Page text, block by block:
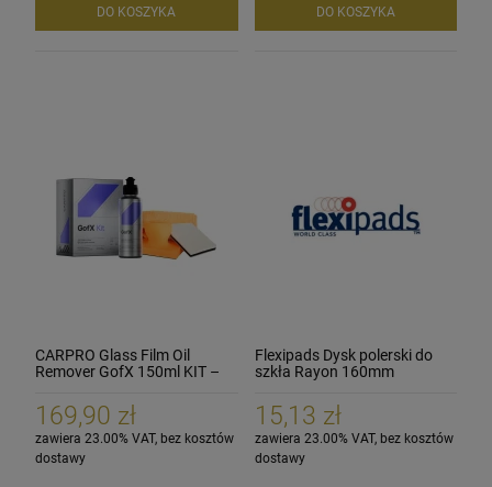
DO KOSZYKA DO KOSZYKA
CARPRO Glass Film Oil
Remover GofX 150ml KIT –
Renowacji Szyb
169,90 zł
zawiera 23.00% VAT, bez kosztów
dostawy
Flexipads Dysk polerski do
szkła Rayon 160mm
15,13 zł
zawiera 23.00% VAT, bez kosztów
dostawy